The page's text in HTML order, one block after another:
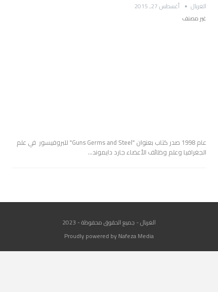
الغربال
أغسطس 27, 2015
غير مصنف
عام 1998 صدر كتاب بعنوان "Guns Germs and Steel" للبروفيسور في علم
الجغرافيا وعلم وظائف الأعضاء جارد دايموند…
الغربال - جميع الحقوق محفوظة - 2023
Proudly powered by Nafeza Media